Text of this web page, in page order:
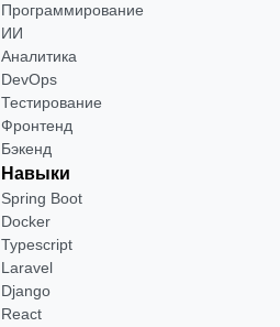
Программирование
ИИ
Аналитика
DevOps
Тестирование
Фронтенд
Бэкенд
Навыки
Spring Boot
Docker
Typescript
Laravel
Django
React